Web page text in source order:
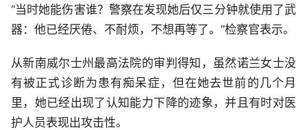
“当时她能伤害谁？警察在发现她后仅三分钟就使用了武
器：他已经厌倦、不耐烦，不想再等了。”检察官表示。
从新南威尔士州最高法院的审判得知，虽然诺兰女士没
有被正式诊断为患有痴呆症，但在她去世前的几个月
里，她已经出现了认知能力下降的迹象，并且有时对医
护人员表现出攻击性。